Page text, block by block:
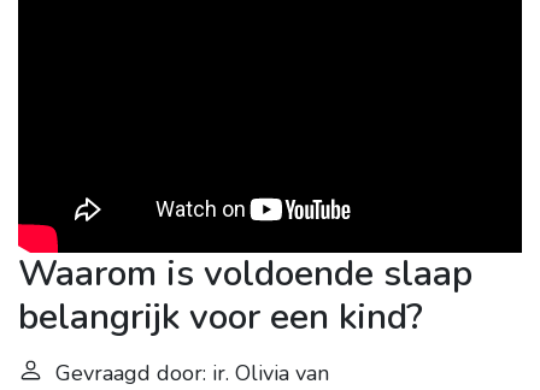
Waarom is voldoende slaap
belangrijk voor een kind?
Gevraagd door: ir. Olivia van